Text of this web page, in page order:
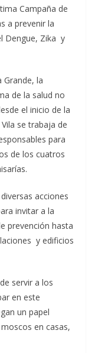
Campaña de
a prevenir la
Dengue, Zika y
Grande, la
de la salud no
el inicio de la
se trabaja de
para
de los cuatros
acciones
invitar a la
prevención hasta
y edificios
servir a los
en este
un papel
en casas,